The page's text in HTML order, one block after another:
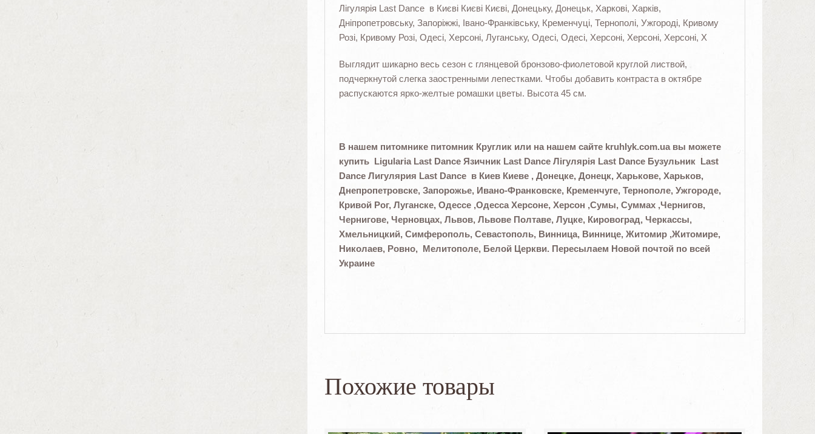
Лігулярія Last Dance в Києві Києві Києві, Донецьку, Донецьк, Харкові, Харків,
Дніпропетровську, Запоріжжі, Івано-Франківську, Кременчуці, Тернополі, Ужгороді, Кривому
Розі, Кривому Розі, Одесі, Херсоні, Луганську, Одесі, Одесі, Херсоні, Херсоні, Херсоні, Х
Выглядит шикарно весь сезон с глянцевой бронзово-фиолетовой круглой листвой,
подчеркнутой слегка заостренными лепестками. Чтобы добавить контраста в октябре
распускаются ярко-желтые ромашки цветы. Высота 45 см.
В нашем питомнике питомник Круглик или на нашем сайте kruhlyk.com.ua вы можете
купить Ligularia Last Dance Язичник Last Dance Лігулярія Last Dance Бузульник Last
Dance Лигулярия Last Dance в Киев Киеве , Донецке, Донецк, Харькове, Харьков,
Днепропетровске, Запорожье, Ивано-Франковске, Кременчуге, Тернополе, Ужгороде,
Кривой Рог, Луганске, Одессе ,Одесса Херсоне, Херсон ,Сумы, Суммах ,Чернигов,
Чернигове, Черновцах, Львов, Львове Полтаве, Луцке, Кировоград, Черкассы,
Хмельницкий, Симферополь, Севастополь, Винница, Виннице, Житомир ,Житомире,
Николаев, Ровно, Мелитополе, Белой Церкви. Пересылаем Новой почтой по всей
Украине
Похожие товары